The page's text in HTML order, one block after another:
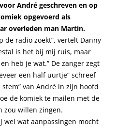
André geschreven en op
opgevoerd als
overleden man Martin.
de radio zoekt”, vertelt Danny
is het bij mij ruis, maar
heb je wat.” De zanger zegt
een half uurtje” schreef
van André in zijn hoofd
de komiek te mailen met de
zou willen zingen.
wel wat aanpassingen mocht